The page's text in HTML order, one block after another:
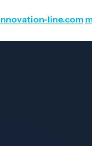
line.com